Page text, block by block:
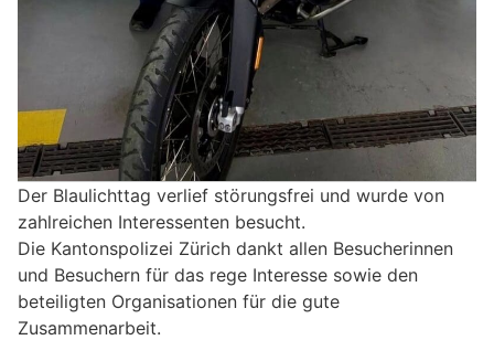
Der Blaulichttag verlief störungsfrei und wurde von
zahlreichen Interessenten besucht.
Die Kantonspolizei Zürich dankt allen Besucherinnen
und Besuchern für das rege Interesse sowie den
beteiligten Organisationen für die gute
Zusammenarbeit.